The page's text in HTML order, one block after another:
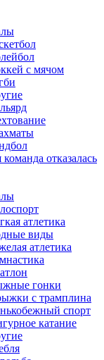
с мячом
отказалась
атлетика
виды
атлетика
гонки
с трамплина
спорт
катание